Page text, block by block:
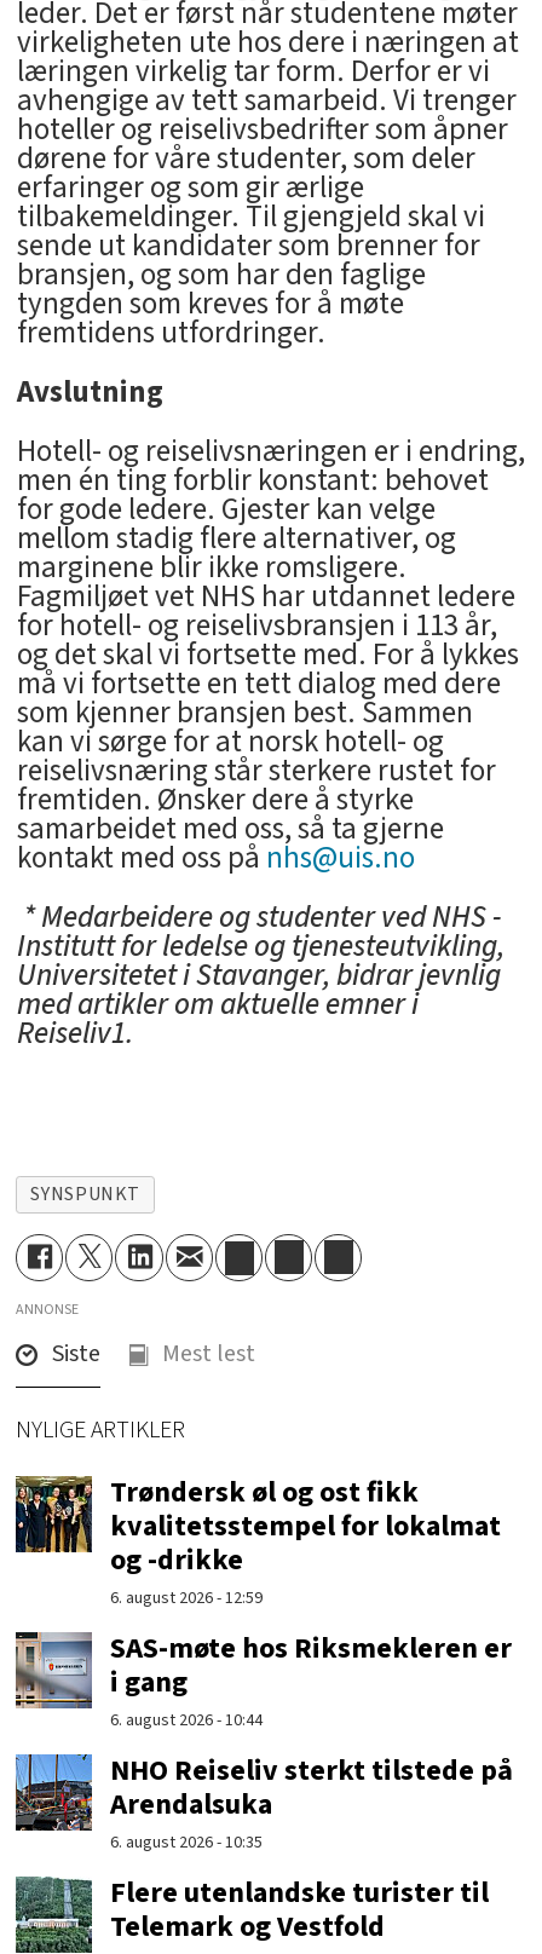
leder. Det er først når studentene møter
virkeligheten ute hos dere i næringen at
læringen virkelig tar form. Derfor er vi
avhengige av tett samarbeid. Vi trenger
hoteller og reiselivsbedrifter som åpner
dørene for våre studenter, som deler
erfaringer og som gir ærlige
tilbakemeldinger. Til gjengjeld skal vi
sende ut kandidater som brenner for
bransjen, og som har den faglige
tyngden som kreves for å møte
fremtidens utfordringer.
Avslutning
Hotell- og reiselivsnæringen er i endring,
men én ting forblir konstant: behovet
for gode ledere. Gjester kan velge
mellom stadig flere alternativer, og
marginene blir ikke romsligere.
Fagmiljøet vet NHS har utdannet ledere
for hotell- og reiselivsbransjen i 113 år,
og det skal vi fortsette med. For å lykkes
må vi fortsette en tett dialog med dere
som kjenner bransjen best. Sammen
kan vi sørge for at norsk hotell- og
reiselivsnæring står sterkere rustet for
fremtiden. Ønsker dere å styrke
samarbeidet med oss, så ta gjerne
kontakt med oss på nhs@uis.no
* Medarbeidere og studenter ved NHS -
Institutt for ledelse og tjenesteutvikling,
Universitetet i Stavanger, bidrar jevnlig
med artikler om aktuelle emner i
Reiseliv1.
SYNSPUNKT
ANNONSE
Siste Mest lest
NYLIGE ARTIKLER
Trøndersk øl og ost fikk
kvalitetsstempel for lokalmat
og -drikke
6. august 2026 - 12:59
SAS-møte hos Riksmekleren er
i gang
6. august 2026 - 10:44
NHO Reiseliv sterkt tilstede på
Arendalsuka
6. august 2026 - 10:35
Flere utenlandske turister til
Telemark og Vestfold